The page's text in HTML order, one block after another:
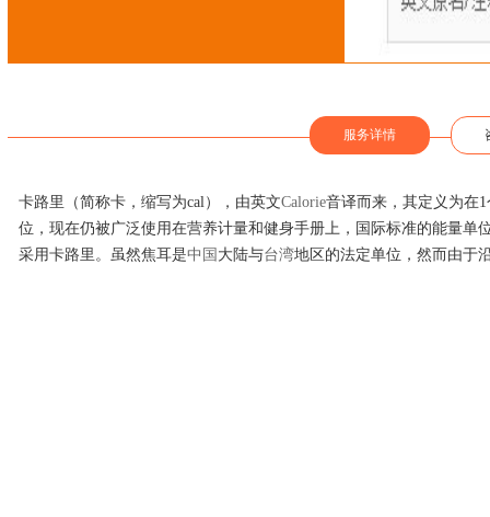
服务详情
卡路里（简称卡，缩写为cal），由英文Calorie音译而来，其定义为在
位，现在仍被广泛使用在营养计量和健身手册上，国际标准的能量单
采用卡路里。虽然焦耳是中国 大陆与台湾地区的法定单位，然而由于